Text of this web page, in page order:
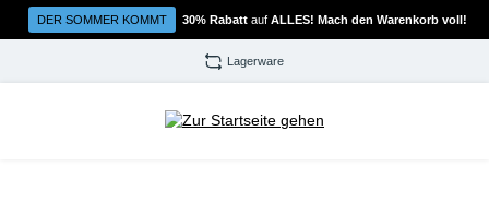
Zum Hauptinhalt springen
DER SOMMER KOMMT 30% Rabatt auf ALLES! Mach den Warenkorb voll!
Lagerware